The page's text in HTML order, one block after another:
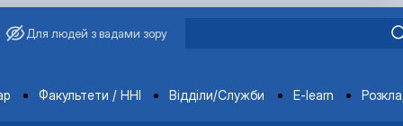
Для людей з вадами зору
Факультети / ННІ Відділи/Служби E-learn